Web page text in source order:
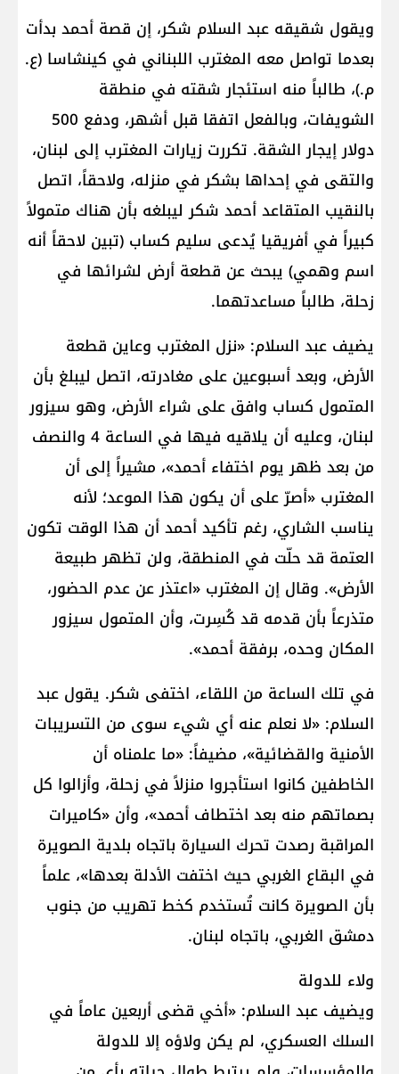
ويقول شقيقه عبد السلام شكر، إن قصة أحمد بدأت
بعدما تواصل معه المغترب اللبناني في كينشاسا (ع.
م.)، طالباً منه استئجار شقته في منطقة
الشويفات، وبالفعل اتفقا قبل أشهر، ودفع 500
دولار إيجار الشقة. تكررت زيارات المغترب إلى لبنان،
والتقى في إحداها بشكر في منزله، ولاحقاً، اتصل
بالنقيب المتقاعد أحمد شكر ليبلغه بأن هناك متمولاً
كبيراً في أفريقيا يُدعى سليم كساب (تبين لاحقاً أنه
اسم وهمي) يبحث عن قطعة أرض لشرائها في
زحلة، طالباً مساعدتهما.
يضيف عبد السلام: «نزل المغترب وعاين قطعة
الأرض، وبعد أسبوعين على مغادرته، اتصل ليبلغ بأن
المتمول كساب وافق على شراء الأرض، وهو سيزور
لبنان، وعليه أن يلاقيه فيها في الساعة 4 والنصف
من بعد ظهر يوم اختفاء أحمد»، مشيراً إلى أن
المغترب «أصرّ على أن يكون هذا الموعد؛ لأنه
يناسب الشاري، رغم تأكيد أحمد أن هذا الوقت تكون
العتمة قد حلّت في المنطقة، ولن تظهر طبيعة
الأرض». وقال إن المغترب «اعتذر عن عدم الحضور،
متذرعاً بأن قدمه قد كُسِرت، وأن المتمول سيزور
المكان وحده، برفقة أحمد».
في تلك الساعة من اللقاء، اختفى شكر. يقول عبد
السلام: «لا نعلم عنه أي شيء سوى من التسريبات
الأمنية والقضائية»، مضيفاً: «ما علمناه أن
الخاطفين كانوا استأجروا منزلاً في زحلة، وأزالوا كل
بصماتهم منه بعد اختطاف أحمد»، وأن «كاميرات
المراقبة رصدت تحرك السيارة باتجاه بلدية الصويرة
في البقاع الغربي حيث اختفت الأدلة بعدها»، علماً
بأن الصويرة كانت تُستخدم كخط تهريب من جنوب
دمشق الغربي، باتجاه لبنان.
ولاء للدولة
ويضيف عبد السلام: «أخي قضى أربعين عاماً في
السلك العسكري، لم يكن ولاؤه إلا للدولة